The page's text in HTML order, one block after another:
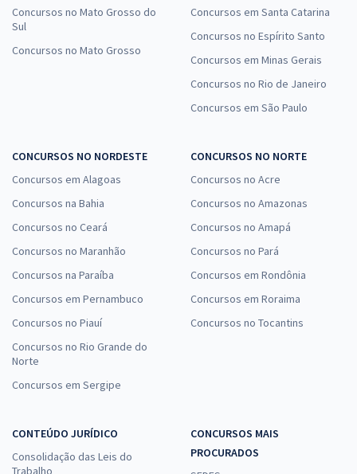
Concursos no Mato Grosso do
Sul
Concursos no Mato Grosso
Concursos em Santa Catarina
Concursos no Espírito Santo
Concursos em Minas Gerais
Concursos no Rio de Janeiro
Concursos em São Paulo
CONCURSOS NO NORDESTE
Concursos em Alagoas
Concursos na Bahia
Concursos no Ceará
Concursos no Maranhão
Concursos na Paraíba
Concursos em Pernambuco
Concursos no Piauí
Concursos no Rio Grande do
Norte
Concursos em Sergipe
CONCURSOS NO NORTE
Concursos no Acre
Concursos no Amazonas
Concursos no Amapá
Concursos no Pará
Concursos em Rondônia
Concursos em Roraima
Concursos no Tocantins
CONTEÚDO JURÍDICO
Consolidação das Leis do
Trabalho
CONCURSOS MAIS
PROCURADOS